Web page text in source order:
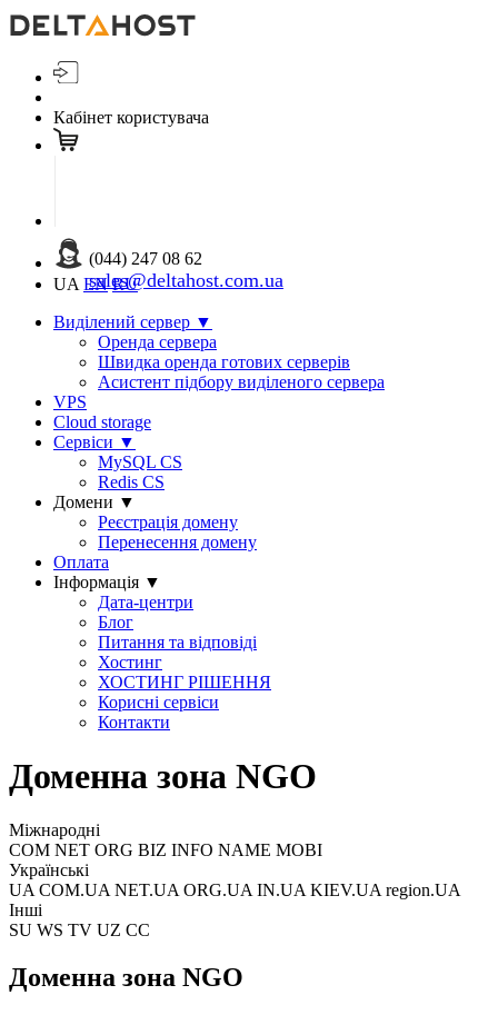
Кабінет користувача
(044) 247 08 62
sales@deltahost.com.ua
UA EN RU
Виділений сервер ▼
Оренда сервера
Швидка оренда готових серверів
Асистент підбору виділеного сервера
VPS
Cloud storage
Сервіси ▼
MySQL CS
Redis CS
Домени ▼
Реєстрація домену
Перенесення домену
Оплата
Інформація ▼
Дата-центри
Блог
Питання та відповіді
Хостинг
ХОСТИНГ РІШЕННЯ
Корисні сервіси
Контакти
Доменна зона NGO
Міжнародні
COM NET ORG BIZ INFO NAME MOBI
Українські
UA COM.UA NET.UA ORG.UA IN.UA KIEV.UA region.UA
Інші
SU WS TV UZ CC
Доменна зона NGO